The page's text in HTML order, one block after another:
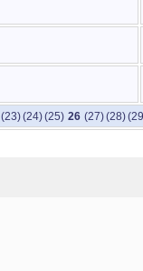
(23)(24)(25) 26 (27)(28)